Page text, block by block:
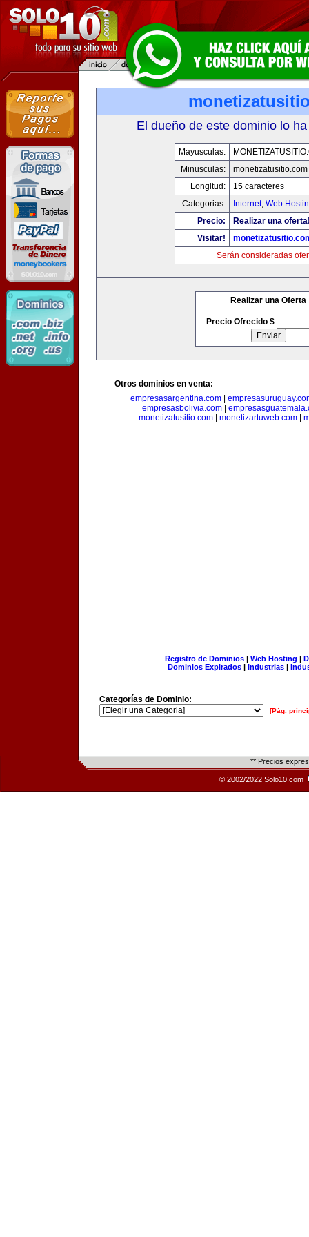
El dueño de este dominio lo
Mayusculas:
Minusculas:
monetizatusitio.com
Longitud:
15 caracteres
Categorias:
Internet, Web
Precio:
Realizar una
Visitar!
Serán consideradas
Realizar una Oferta
Precio Ofrecido $
Otros dominios en venta:
empresasargentina.com|
empresasbolivia.com
monetizatusitio.com
monetizartuweb.com
Registro de Dominios| Web Hosting |
Dominios Expirados | Industrias |
Categorías de Dominio:
[Pág.
** Precios
© 2002/2022 Solo10.com